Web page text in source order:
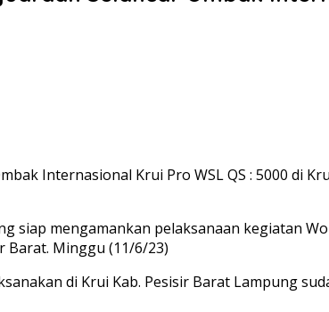
Internasional Krui Pro WSL QS : 5000 di
siap mengamankan pelaksanaan kegiatan
Barat. Minggu (11/6/23)
di Krui Kab. Pesisir Barat Lampung